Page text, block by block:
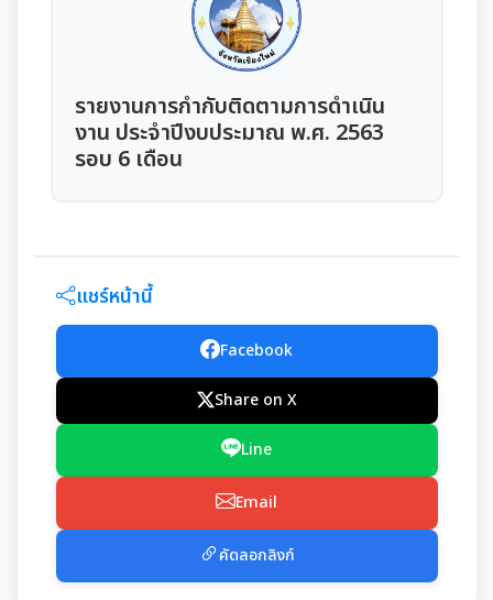
เจตจำนงทางการเมืองการต่อต้านการทุจริตของผู้
เจตนารมณ์การป้องกันและต่อต้านการทุจริตคอร์ชั่น
งานที่ 3 งานปลูกปักรักษาทรัพยากรท้องถิ่น
งานที่ 5 งานศูนย์ข้อมูลทรัพยากรท้องถิ่น
งานที่ 4 อนุรักษ์และใช้ประโยชน์จากทรัพยากรท้องถิ่น
เมืองสิ่งแวดล้อมยั่งยืน
การตรวจสอบภายใน
การควบคุมภายใน
การบริหารความเสี่ยง
รายงานการประชุมสภาเทศบาล
การเรียกประชุมสภาฯ
กำหนดสมัยประชุม
งานประชาสัมพันธ์และการท่องเที่ยว
แผนงานท่องเที่ยว
คู่มือปฏิบัติงานประชาสัมพันธ์
เอกสารประชาสัมพันธ์กองคลัง
เอกสารประชาสัมพันธ์กองสาธารณสุขและสิ่งแวดล้อม
เอกสารประชาสัมพันธ์กองสวัสดิการสังคม
พระราชกรณียกิจในหลวง รัชกาลที่ 9
เอกสารประชาสัมพันธ์การเลือกตั้ง
รวบรวมวีดิทัศน์และสื่อประชาสัมพันธ์อาเซียนปี ๒๕๖๒
เอกสารดาวน์โหลด: สำนักปลัดเทศบาล
เอกสารดาวน์โหลด: กองคลัง
เอกสารดาวน์โหลด: กองช่าง
ภาษีที่ดินและสิ่งปลูกสร้าง
แบบบัญชีรายการที่ดินและสิ่งปลูกสร้าง ภ.ด.ส.3
แบบบัญชีรายการที่ดินฯ (ห้องชุด) ภ.ด.ส.4
บัญชีราคาประเมินทุนทรัพย์ที่ดินสิ่งปลูกสร้างภ.ด.ส1
บัญชีราคาประเมินทุนทรัพย์ (ห้องชุด) ภ.ด.ส.2
ประเมินความพึงพอใจต่อการให้บริการ เทศบาลเมืองสุเทพ
แบบฟอร์มการรับฟังความคิดเห็นของประชาชน
รายงานการกำกับติดตามการดำเนิน
งาน ประจำปีงบประมาณ พ.ศ. 2563
รอบ 6 เดือน
แชร์หน้านี้
Facebook
Share on X
Line
Email
คัดลอกลิงก์